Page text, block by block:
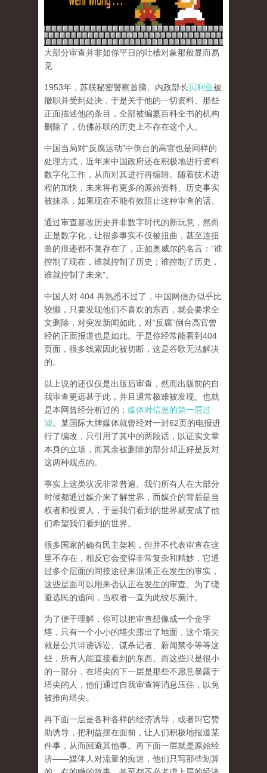
大部分审查并非如你平日的吐槽对象那般显而易
见
1953年，苏联秘密警察首脑、内政部长贝利亚被
撤职并受到处决，于是关于他的一切资料、那些
正面描述他的条目，全部被编纂百科全书的机构
删除了，仿佛苏联的历史上不存在这个人。
中国当局对“反腐运动”中倒台的高官也是同样的
处理方式，近年来中国政府还在积极地进行资料
数字化工作，从而对其进行再编辑。随着技术进
程的加快，未来将有更多的原始资料、历史事实
被抹杀，如果现在不能有效阻止这种审查的话。
通过审查篡改历史并非数字时代的新玩意，然而
正是数字化，让很多事实不仅被扭曲，甚至连扭
曲的痕迹都不复存在了，正如奥威尔的名言：“谁
控制了现在，谁就控制了历史；谁控制了历史，
谁就控制了未来”。
中国人对 404 再熟悉不过了，中国网信办似乎比
较懒，只要发现他们不喜欢的东西，就会要求全
文删除，对突发新闻如此，对“反腐”倒台高官曾
经的正面报道也是如此。于是你经常能看到404
页面， 很多线索因此被切断，这是谷歌无法解决
的。
以上说的还仅仅是出版后审查，然而出版前的自
我审查更远甚于此，并且通常极难被发现。 也就
是本网曾经分析过的： 媒体对信息的第一层过
滤。某国际大牌媒体就曾经对一封62页的电报进
行了编改，只引用了其中的两段话，以证实文章
本身的立场，而其余被删除的部分却正好是反对
这两种观点的。
事实上这类状况非常普遍。我们所有人在大部分
时候都通过媒介来了解世界，而媒介的背后是当
权者和投资人，于是我们看到的世界就变成了他
们希望我们看到的世界。
很多国家的确有民主架构，但并不代表审查在这
里不存在，相反它会变得非常复杂和精妙，它通
过多个层面的间接途径来混淆正在发生的事实，
这些层面可以用来否认正在发生的审查。为了绕
避选民的追问，当权者一直为此绞尽脑汁。
为了便于理解，你可以把审查想像成一个金字
塔，只有一个小小的塔尖露出了地面，这个塔尖
就是公共诽谤诉讼、谋杀记者、新闻禁令等等这
些，所有人能直接看到的东西。而这些只是很小
的一部分，在塔尖的下一层是那些不愿意暴露于
塔尖的人，他们通过自我审查将消息压住，以免
被推向塔尖。
再下面一层是各种各样的经济诱导，或者叫它赞
助诱导，把利益摆在面前，让人们积极地报道某
件事，从而回避其他事。再下面一层就是原始经
济——媒体人对流量的痴迷，他们只写那些划算